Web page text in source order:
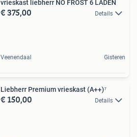
vrieskast liebherr NO FROST 6 LADEN
€ 375,00 Details
Veenendaal Gisteren
Liebherr Premium vrieskast (A++)⁷
€ 150,00 Details